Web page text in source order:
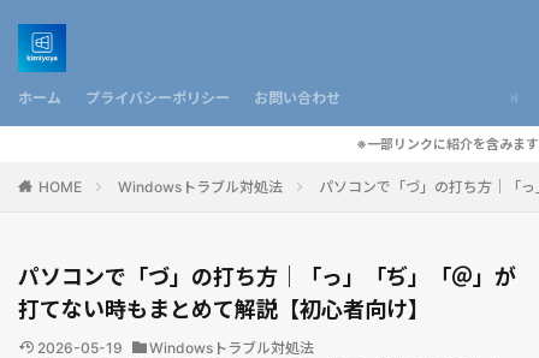
ホーム プライバシーポリシー お問い合わせ
※一部リンクに紹介を含みます
HOME Windowsトラブル対処法 パソコンで「づ」の打ち方｜「
パソコンで「づ」の打ち方｜「っ」「ぢ」「＠」が
打てない時もまとめて解説【初心者向け】
2026-05-19
Windowsトラブル対処法